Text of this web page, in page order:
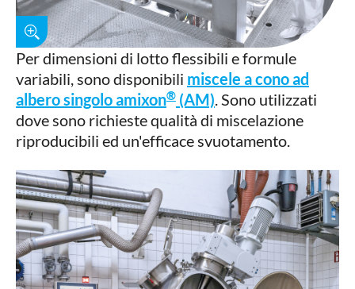
Per dimensioni di lotto flessibili e formule
variabili, sono disponibili miscele a cono ad
albero singolo amixon® (AM). Sono utilizzati
dove sono richieste qualità di miscelazione
riproducibili ed un'efficace svuotamento.